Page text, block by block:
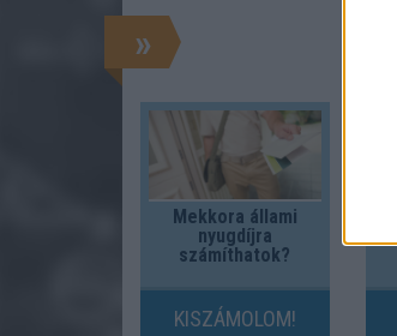
»
Mekkora állami
nyugdíjra
számíthatok?
KISZÁMOLOM!